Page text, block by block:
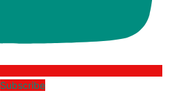
Subscribe